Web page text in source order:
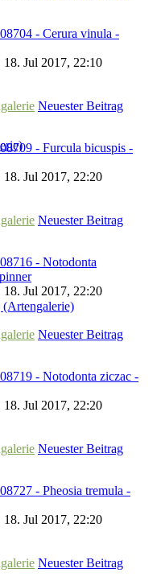
08704 - Cerura vinula -
18. Jul 2017, 22:10
Neuester Beitrag
08709 - Furcula bicuspis -
18. Jul 2017, 22:20
Neuester Beitrag
08716 - Notodonta
18. Jul 2017, 22:20
Neuester Beitrag
08719 - Notodonta ziczac -
18. Jul 2017, 22:20
Neuester Beitrag
08727 - Pheosia tremula -
18. Jul 2017, 22:20
Neuester Beitrag